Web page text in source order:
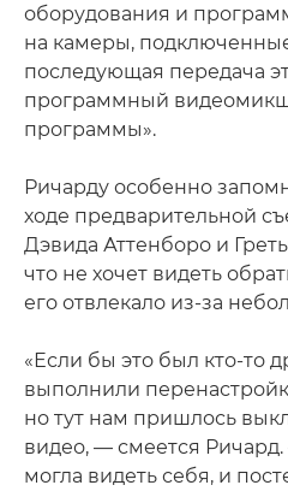
оборудования и
на камеры,
последующая передача
программный
программы».
Ричарду особенно
ходе предварительной
Дэвида Аттенборо и
что не хочет видеть
его отвлекало из-за
«Если бы это был кто-то
выполнили
но тут нам пришлось
видео, — смеется
могла видеть себя, и